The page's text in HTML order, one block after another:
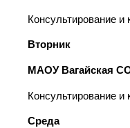
Консультирование и
Вторник
МАОУ Вагайская
Консультирование и
Среда